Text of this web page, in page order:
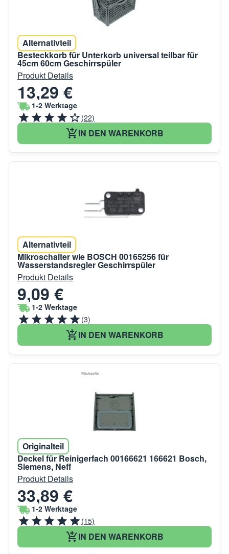
Alternativteil
Besteckkorb für Unterkorb universal teilbar für
45cm 60cm Geschirrspüler
Produkt Details
13,29 €
1-2 Werktage
(22)
IN DEN WARENKORB
Alternativteil
Mikroschalter wie BOSCH 00165256 für
Wasserstandsregler Geschirrspüler
Produkt Details
9,09 €
1-2 Werktage
(3)
IN DEN WARENKORB
Originalteil
Deckel für Reinigerfach 00166621 166621 Bosch,
Siemens, Neff
Produkt Details
33,89 €
1-2 Werktage
(15)
IN DEN WARENKORB